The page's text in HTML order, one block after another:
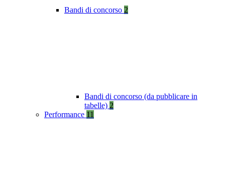
Bandi di concorso 2
Bandi di concorso (da pubblicare in
tabelle) 2
Performance 11